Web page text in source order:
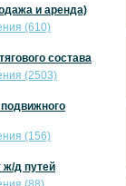
и аренда)
(610)
состава
(2503)
(156)
ж/д путей